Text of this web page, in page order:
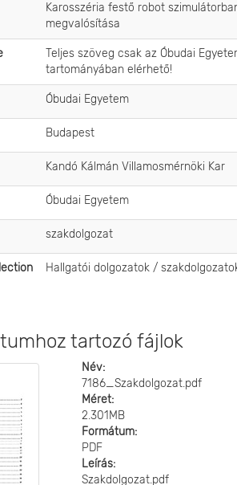
Karosszéria festő robot szimulátorban
megvalósítása
Teljes szöveg csak az Óbudai Egyetem
tartományában elérhető!
Óbudai Egyetem
Budapest
Kandó Kálmán Villamosmérnöki Kar
Óbudai Egyetem
szakdolgozat
Hallgatói dolgozatok / szakdolgozatok
tartozó fájlok
Név:
7186_Szakdolgozat.pdf
Méret:
2.301MB
Formátum:
PDF
Leírás:
Szakdolgozat.pdf